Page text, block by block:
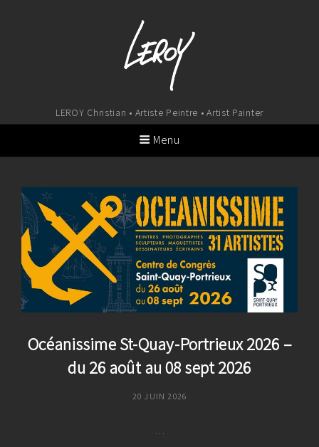
LEROY Christian • Artiste Peintre • Artist Painter
Menu
Océanissime St-Quay-Portrieux 2026 –
du 26 août au 08 sept 2026
POSTED
20 JUIN 2026
…